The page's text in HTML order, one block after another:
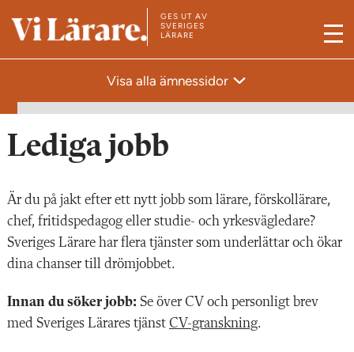
T
s
t
a
t
s
i
d
GES UT AV
SVERIGES
LÄRARE
M
Visa alla ämnessidor
Lediga jobb
Är du på jakt efter ett nytt jobb som lärare, förskollärare,
chef, fritidspedagog eller studie- och yrkesvägledare?
Sveriges Lärare har flera tjänster som underlättar och ökar
dina chanser till drömjobbet.
Innan du söker jobb: Se över CV och personligt brev
med Sveriges Lärares tjänst CV-granskning.